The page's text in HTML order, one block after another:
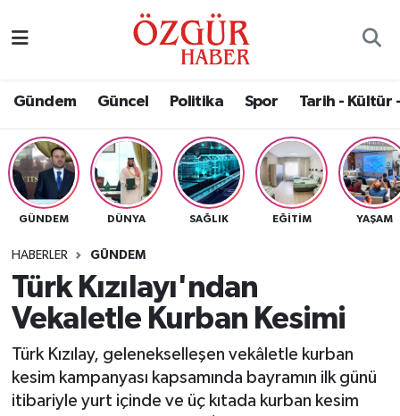
Gündem Güncel Politika Spor Tarih - Kültür
GÜNDEM DÜNYA SAĞLIK EĞITIM YAŞAM
HABERLER GÜNDEM
Türk Kızılayı'ndan
Vekaletle Kurban Kesimi
Türk Kızılay, gelenekselleşen vekâletle kurban
kesim kampanyası kapsamında bayramın ilk günü
itibariyle yurt içinde ve üç kıtada kurban kesim
Eğitim
Ekonomi
Güncel
Gündem
Politika
Nöbetçi Eczaneler
Namaz Vakitleri
Trafik Durumu
Süper Lig Puan Durumu ve Fikstür
Tüm Manşetler
Haber Arşivi